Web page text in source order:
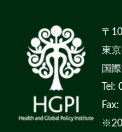
〒
東
国